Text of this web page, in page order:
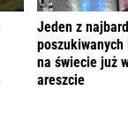
Jeden z
poszukiwanych
na świecie już
areszcie